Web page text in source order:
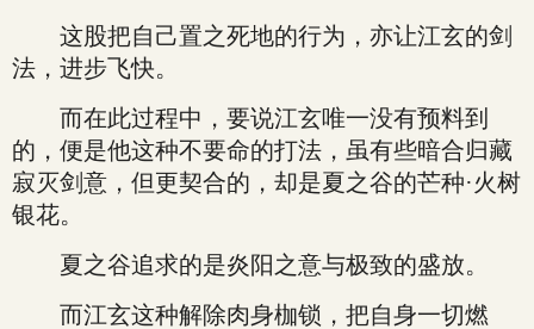
这股把自己置之死地的行为，亦让江玄的剑
法，进步飞快。
而在此过程中，要说江玄唯一没有预料到
的，便是他这种不要命的打法，虽有些暗合归藏
寂灭剑意，但更契合的，却是夏之谷的芒种·火树
银花。
夏之谷追求的是炎阳之意与极致的盛放。
而江玄这种解除肉身枷锁，把自身一切燃